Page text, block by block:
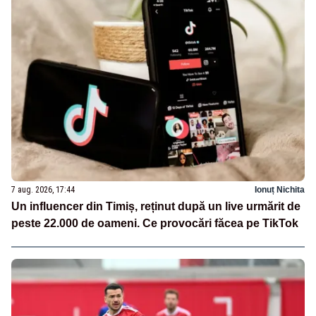
7 aug. 2026, 17:44 Ionuț Nichita
Un influencer din Timiș, reținut după un live urmărit de
peste 22.000 de oameni. Ce provocări făcea pe TikTok